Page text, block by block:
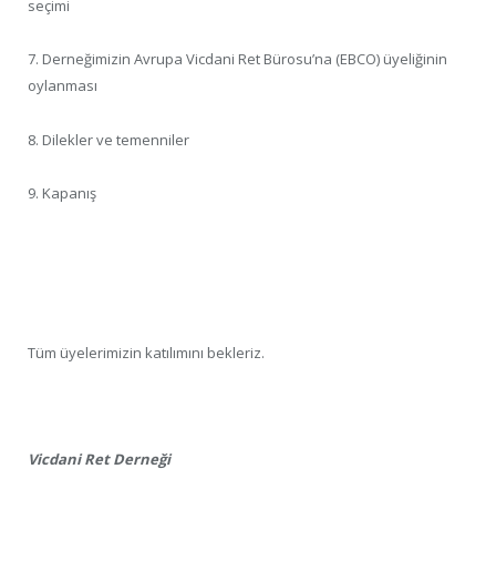
seçimi
7. Derneğimizin Avrupa Vicdani Ret Bürosu’na (EBCO) üyeliğinin
oylanması
8. Dilekler ve temenniler
9. Kapanış
Tüm üyelerimizin katılımını bekleriz.
Vicdani Ret Derneği